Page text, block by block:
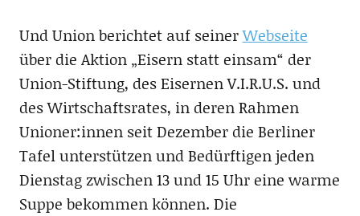
Und Union berichtet auf seinerWebseite
über die Aktion „Eisern statt einsam“ der
Union-Stiftung, des Eisernen V.I.R.U.S. und
des Wirtschaftsrates, in deren Rahmen
Unioner:innen seit Dezember die Berliner
Tafel unterstützen und Bedürftigen jeden
Dienstag zwischen 13 und 15 Uhr eine warme
Suppe bekommen können. Die